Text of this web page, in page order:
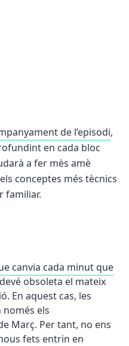
de l’episodi,
en cada bloc
a fer mès amè
conceptes més tècnics
familiar.
canvia cada minut que
obsoleta el mateix
En aquest cas, les
els
Març. Per tant, no ens
fets entrin en